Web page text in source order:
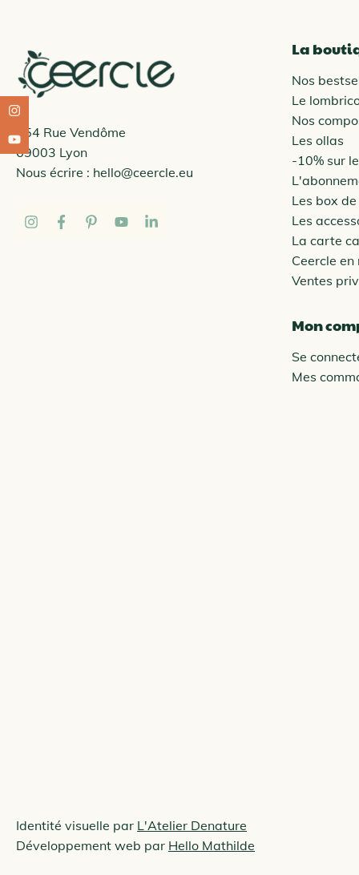
254 Rue Vendôme
69003 Lyon
Nous écrire : hello@ceercle.eu
La
Nos
Le
Nos
Les ollas
-10% sur
Les box
Les
La carte
Ceercle
Ventes
Mon
Se
Mes
Identité visuelle par L'Atelier Denature
Développement web par Hello Mathilde